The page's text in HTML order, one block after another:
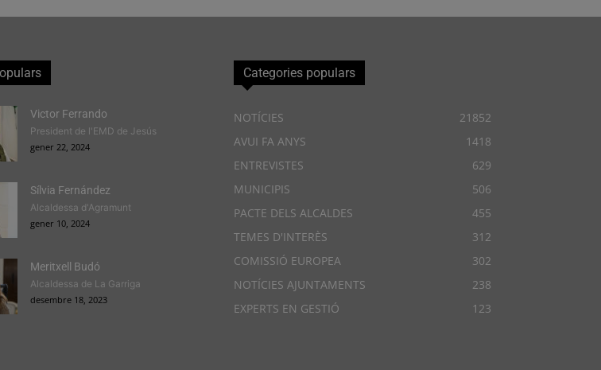
Victor Ferrando
President de l'EMD de Jesús
gener 22, 2024
Sílvia Fernández
Alcaldessa d'Agramunt
gener 10, 2024
Meritxell Budó
Alcaldessa de La Garriga
desembre 18, 2023
Categories populars
NOTÍCIES
21852
AVUI FA ANYS
1418
ENTREVISTES
629
MUNICIPIS
506
PACTE DELS ALCALDES
455
TEMES D'INTERÈS
312
COMISSIÓ EUROPEA
302
NOTÍCIES AJUNTAMENTS
238
EXPERTS EN GESTIÓ
123